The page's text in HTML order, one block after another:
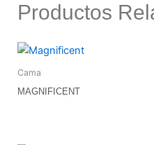
Productos
Cama
MAGNIFICENT